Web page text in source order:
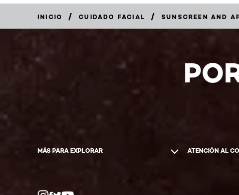
INICIO / CUIDADO FACIAL / SUNSCREEN AND
MÁS PARA EXPLORAR ATENCIÓN AL